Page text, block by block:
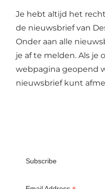
Je hebt altijd het
de nieuwsbrief van
Onder aan alle
je af te melden. Als je
webpagina geopend
nieuwsbrief kunt
Subscribe